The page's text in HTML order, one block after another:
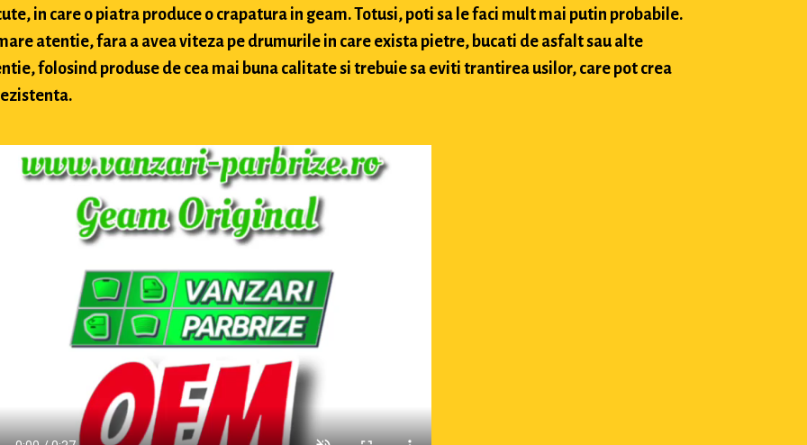
in care o piatra produce o crapatura in geam. Totusi, poti sa le faci mult mai putin probabile.
atentie, fara a avea viteza pe drumurile in care exista pietre, bucati de asfalt sau alte
folosind produse de cea mai buna calitate si trebuie sa eviti trantirea usilor, care pot crea